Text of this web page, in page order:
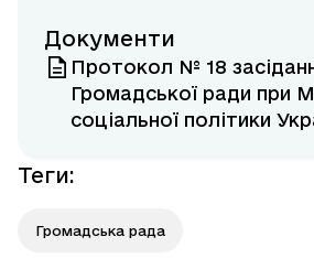
Документи
Протокол № 18
Громадської ради при
соціальної політики
Теги:
Громадська рада